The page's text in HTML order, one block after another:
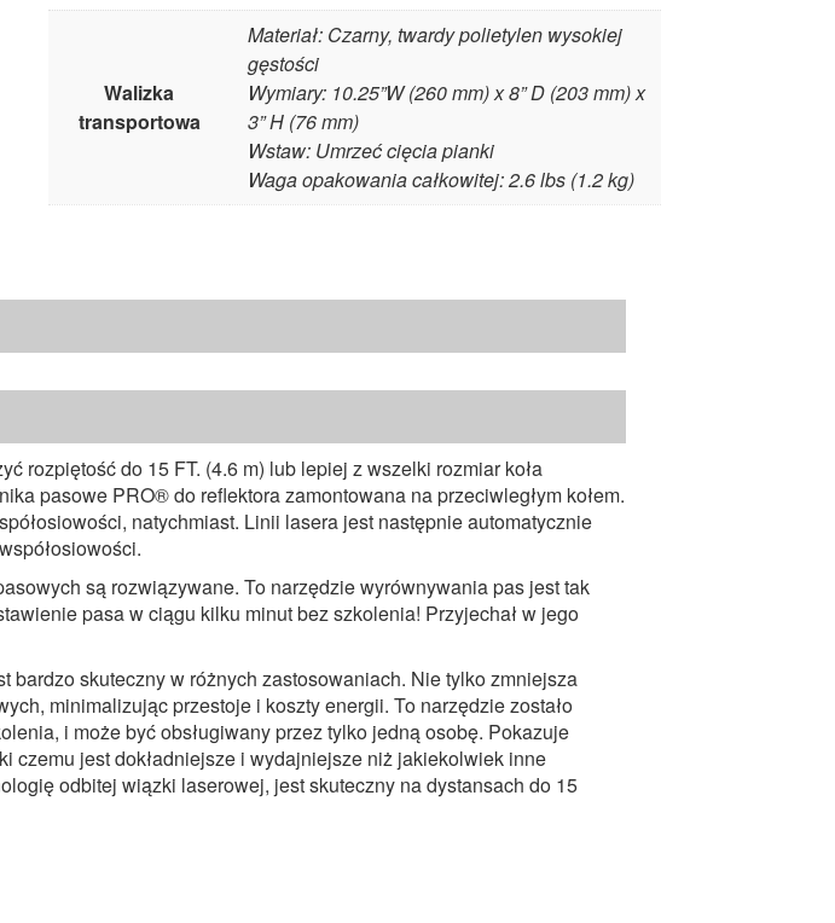
Walizka
transportowa
Materiał: Czarny, twardy polietylen wysokiej
gęstości
Wymiary: 10.25”W (260 mm) x 8” D (203 mm) x
3” H (76 mm)
Wstaw: Umrzeć cięcia pianki
Waga opakowania całkowitej: 2.6 lbs (1.2 kg)
rozpiętość do 15 FT. (4.6 m) lub lepiej z wszelki rozmiar koła
pasowe PRO® do reflektora zamontowana na przeciwległym kołem.
natychmiast. Linii lasera jest następnie automatycznie
są rozwiązywane. To narzędzie wyrównywania pas jest tak
pasa w ciągu kilku minut bez szkolenia! Przyjechał w jego
skuteczny w różnych zastosowaniach. Nie tylko zmniejsza
minimalizując przestoje i koszty energii. To narzędzie zostało
i może być obsługiwany przez tylko jedną osobę. Pokazuje
jest dokładniejsze i wydajniejsze niż jakiekolwiek inne
odbitej wiązki laserowej, jest skuteczny na dystansach do 15